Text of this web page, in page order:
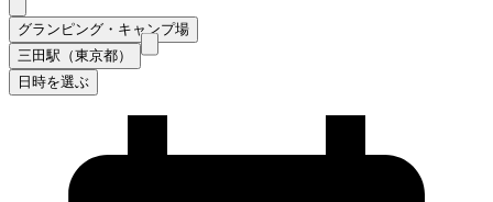
グランピング・キャンプ場
三田駅（東京都）
日時を選ぶ